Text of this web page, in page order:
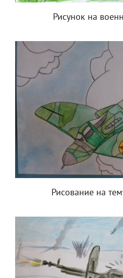
Рисунок на
Рисование на